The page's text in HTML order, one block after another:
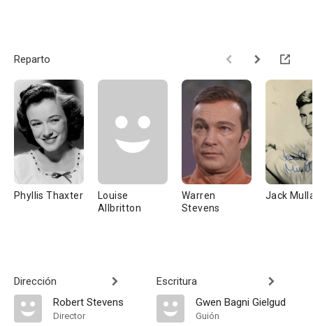
Reparto
Phyllis Thaxter
Louise
Allbritton
Warren
Stevens
Jack
Dirección
Robert Stevens
Director
Escritura
Gwen Bagni Gielgud
Guión